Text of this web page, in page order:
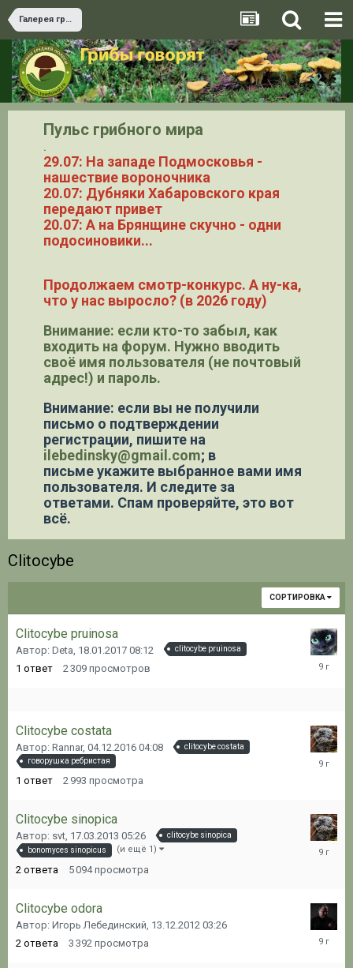
Галерея грибов
Пульс грибного мира
.
29.07: На западе Подмосковья -
нашествие вороночника
20.07: Дубняки Хабаровского края
передают привет
20.07: А на Брянщине скучно - одни
подосиновики...
Продолжаем смотр-конкурс. А ну-ка,
что у нас выросло? (в 2026 году)
Внимание: если кто-то забыл, как
входить на форум. Нужно вводить
своё имя пользователя (не почтовый
адрес!) и пароль.
Внимание: если вы не получили
письмо о подтверждении
регистрации, пишите на
ilebedinsky@gmail.com; в
письме укажите выбранное вами имя
пользователя. И следите за
ответами. Спам проверяйте, это вот
всё.
Clitocybe
СОРТИРОВКА
Clitocybe pruinosa
Автор: Deta, 18.01.2017 08:12 clitocybe pruinosa
1 ответ 2 309 просмотров
Clitocybe costata
Автор: Rannar, 04.12.2016 04:08
clitocybe costata
говорушка ребристая
1 ответ 2 993 просмотра
Clitocybe sinopica
Автор: svt, 17.03.2013 05:26
clitocybe sinopica
bonomyces sinopicus
(и ещё 1)
2 ответа 5 094 просмотра
Clitocybe odora
Автор: Игорь Лебединский, 13.12.2012 03:26
2 ответа 3 392 просмотра